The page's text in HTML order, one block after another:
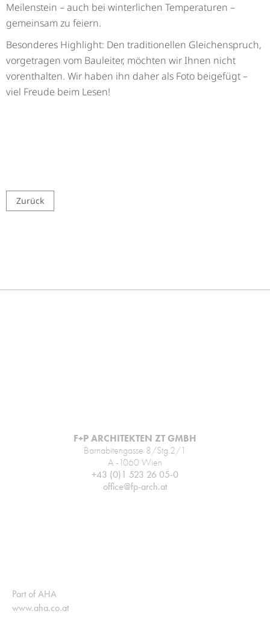
Meilenstein – auch bei winterlichen Temperaturen –
gemeinsam zu feiern.
Besonderes Highlight: Den traditionellen Gleichenspruch,
vorgetragen vom Bauleiter, möchten wir Ihnen nicht
vorenthalten. Wir haben ihn daher als Foto beigefügt –
viel Freude beim Lesen!
Zurück
F+P ARCHITEKTEN ZT GMBH
Barnabitengasse 8/Stg.2/1
A -1060 Wien
+43 (0)1 523 26 05-0
office@fp-arch.at
Part of AHA
www.aha.co.at